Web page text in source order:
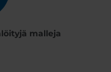
malleja